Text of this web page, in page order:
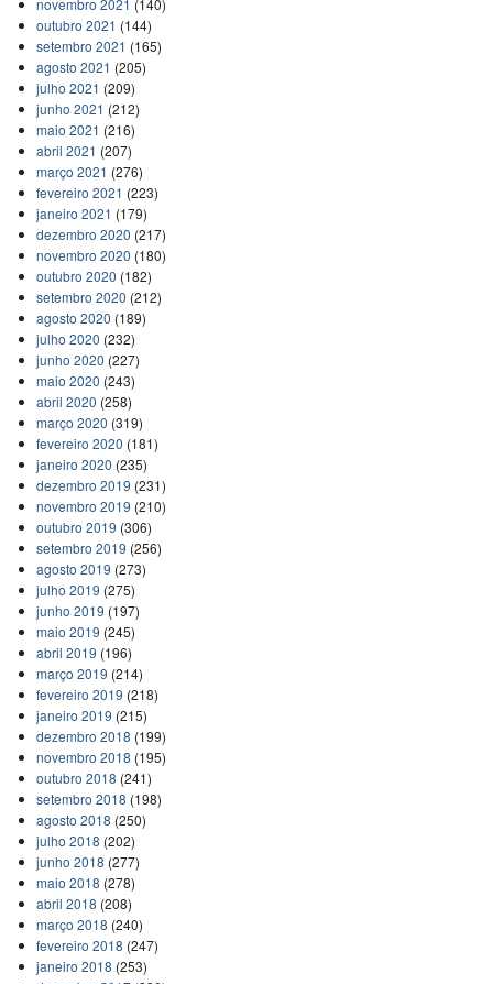
outubro 2021 (144)
setembro 2021 (165)
agosto 2021 (205)
julho 2021 (209)
junho 2021 (212)
maio 2021 (216)
abril 2021 (207)
março 2021 (276)
fevereiro 2021 (223)
janeiro 2021 (179)
dezembro 2020 (217)
novembro 2020 (180)
outubro 2020 (182)
setembro 2020 (212)
agosto 2020 (189)
julho 2020 (232)
junho 2020 (227)
maio 2020 (243)
abril 2020 (258)
março 2020 (319)
fevereiro 2020 (181)
janeiro 2020 (235)
dezembro 2019 (231)
novembro 2019 (210)
outubro 2019 (306)
setembro 2019 (256)
agosto 2019 (273)
julho 2019 (275)
junho 2019 (197)
maio 2019 (245)
abril 2019 (196)
março 2019 (214)
fevereiro 2019 (218)
janeiro 2019 (215)
dezembro 2018 (199)
novembro 2018 (195)
outubro 2018 (241)
setembro 2018 (198)
agosto 2018 (250)
julho 2018 (202)
junho 2018 (277)
maio 2018 (278)
abril 2018 (208)
março 2018 (240)
fevereiro 2018 (247)
janeiro 2018 (253)